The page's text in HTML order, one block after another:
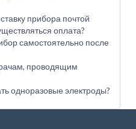
прибора почтой
оплата?
самостоятельно после
проводящим
одноразовые электроды?